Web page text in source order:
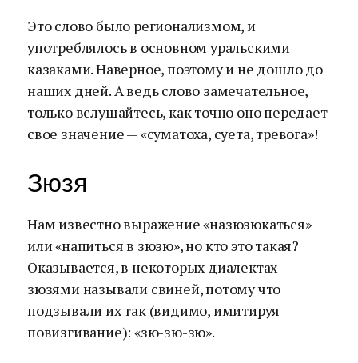
Это слово было регионализмом, и
употреблялось в основном уральскими
казаками. Наверное, поэтому и не дошло до
наших дней. А ведь слово замечательное,
только вслушайтесь, как точно оно передает
свое значение — «суматоха, суета, тревога»!
Зюзя
Нам известно выражение «назюзюкаться»
или «напиться в зюзю», но кто это такая?
Оказывается, в некоторых диалектах
зюзями называли свиней, потому что
подзывали их так (видимо, имитируя
повизгивание): «зю-зю-зю».